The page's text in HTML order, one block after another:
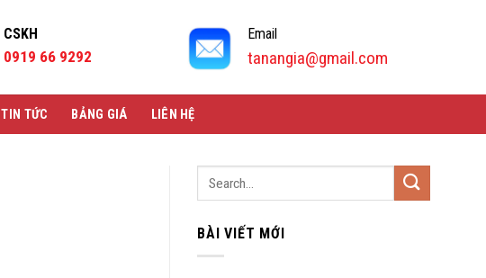
CSKH
0919 66 9292
Email
tanangia@gmail.com
TIN TỨC BẢNG GIÁ LIÊN HỆ
BÀI VIẾT MỚI